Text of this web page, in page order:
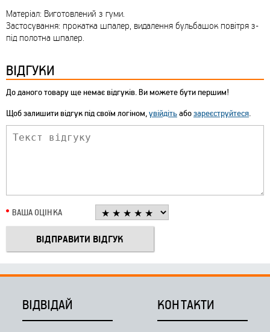
Матеріал: Виготовлений з гуми.
Застосування: прокатка шпалер, видалення бульбашок повітря з-
під полотна шпалер.
ВІДГУКИ
До даного товару ще немає відгуків. Ви можете бути першим!
Щоб залишити відгук під своїм логіном,увійдітьабозареєструйтеся.
ВАША ОЦІНКА
ВІДВІДАЙ КОНТАКТИ